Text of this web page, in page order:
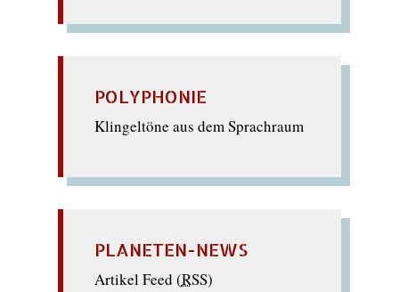
POLYPHONIE
Klingeltöne aus dem Sprachraum
PLANETEN-NEWS
Artikel Feed (RSS)